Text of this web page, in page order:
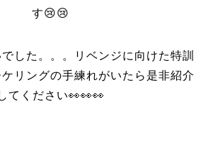
す😢😢
した。。。リベンジに向けた特訓
リングの手練れがいたら是非紹介
てください👀👀👀